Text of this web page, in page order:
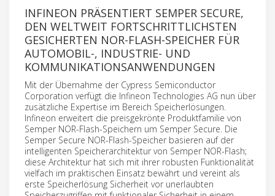
INFINEON PRÄSENTIERT SEMPER SECURE,
DEN WELTWEIT FORTSCHRITTLICHSTEN
GESICHERTEN NOR-FLASH-SPEICHER FÜR
AUTOMOBIL-, INDUSTRIE- UND
KOMMUNIKATIONSANWENDUNGEN
Mit der Übernahme der Cypress Semiconductor
Corporation verfügt die Infineon Technologies AG nun über
zusätzliche Expertise im Bereich Speicherlösungen.
Infineon erweitert die preisgekrönte Produktfamilie von
Semper NOR-Flash-Speichern um Semper Secure. Die
Semper Secure NOR-Flash-Speicher basieren auf der
intelligenten Speicherarchitektur von Semper NOR-Flash;
diese Architektur hat sich mit ihrer robusten Funktionalität
vielfach im praktischen Einsatz bewährt und vereint als
erste Speicherlösung Sicherheit vor unerlaubten